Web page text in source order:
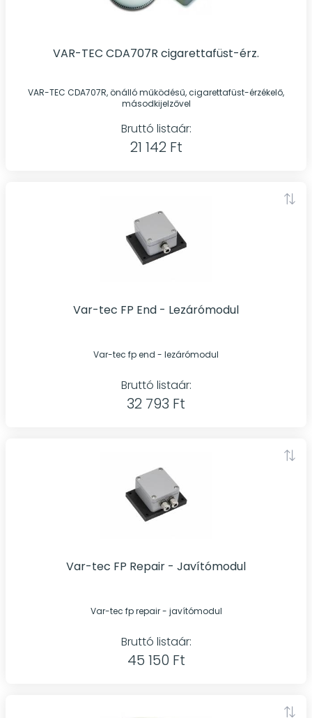
VAR-TEC CDA707R cigarettafüst-érz.
VAR-TEC CDA707R, önálló működésű, cigarettafüst-érzékelő,
másodkijelzővel
Bruttó listaár:
21 142 Ft
Var-tec FP End - Lezárómodul
Var-tec fp end - lezárómodul
Bruttó listaár:
32 793 Ft
Var-tec FP Repair - Javítómodul
Var-tec fp repair - javítómodul
Bruttó listaár:
45 150 Ft